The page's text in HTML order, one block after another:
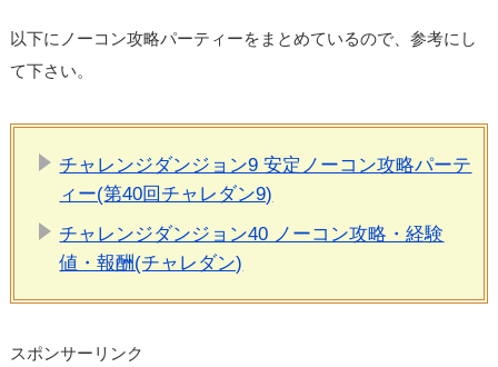
以下にノーコン攻略パーティーをまとめているので、参考にし
て下さい。
チャレンジダンジョン9 安定ノーコン攻略パーテ
ィー(第40回チャレダン9)
チャレンジダンジョン40 ノーコン攻略・経験
値・報酬(チャレダン)
スポンサーリンク